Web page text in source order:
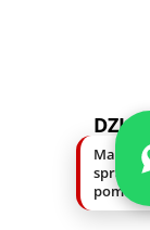
Masz
pomóc.